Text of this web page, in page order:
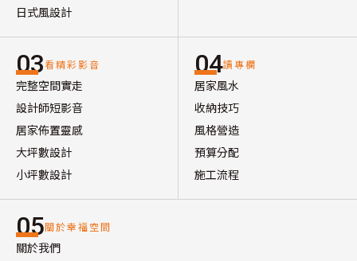
日式風設計
03看精彩影音
完整空間實走
設計師短影音
居家佈置靈感
大坪數設計
小坪數設計
04讀專欄
居家風水
收納技巧
風格營造
預算分配
施工流程
05關於幸福空間
關於我們